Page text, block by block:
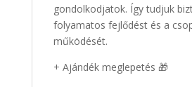
gondolkodjatok. Így tudjuk
folyamatos fejlődést és a
működését.
+ Ajándék meglepetés 🎁